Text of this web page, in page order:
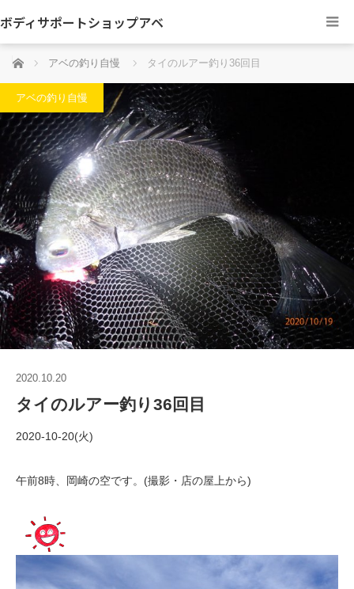
ボディサポートショップアベ
ホーム アベの釣り自慢 タイのルアー釣り36回目
アベの釣り自慢
2020.10.20
タイのルアー釣り36回目
2020-10-20(火)
午前8時、岡崎の空です。(撮影・店の屋上から)